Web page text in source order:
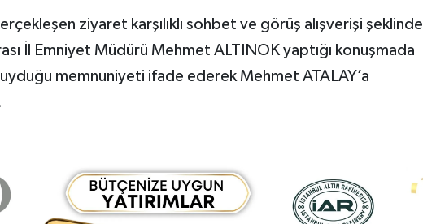
ziyaret karşılıklı sohbet ve görüş alışverişi şeklinde
İl Emniyet Müdürü Mehmet ALTINOK yaptığı konuşmada
memnuniyeti ifade ederek Mehmet ATALAY’a